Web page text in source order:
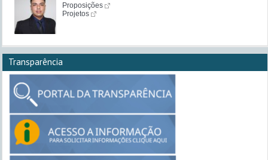
Proposições
Projetos
Transparência